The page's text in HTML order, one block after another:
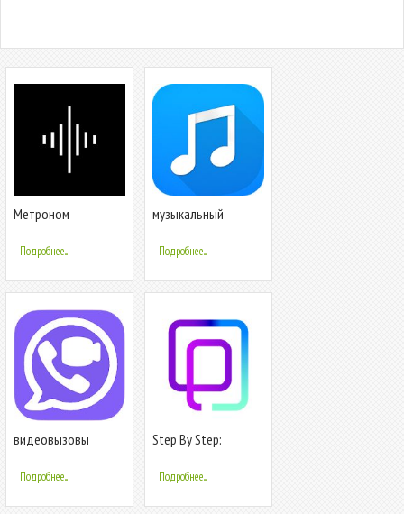
Метроном
Подробнее...
музыкальный
Подробнее...
видеовызовы
Подробнее...
Step By Step:
и телефона 0+
Подробнее...